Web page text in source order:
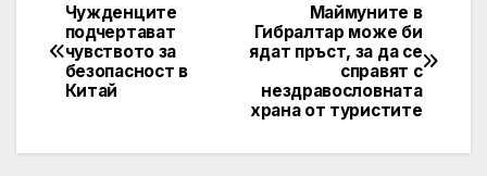
Post
navigation
Маймуните в
Гибралтар може би
ядат пръст, за да се
справят с
нездравословната
храна от туристите
Чужденците
подчертават
чувството за
безопасност в
Китай